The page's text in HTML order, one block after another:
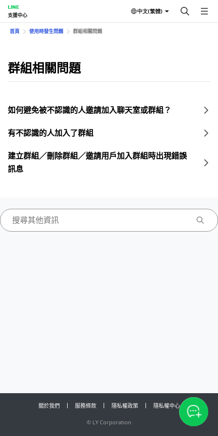
LINE
支援中心
中文(繁體)
首頁 使用時發生問題 群組相關問題
群組相關問題
如何避免被不認識的人邀請加入聊天室或群組？
有不認識的人加入了群組
建立群組／刪除群組／邀請用戶加入群組時出現錯誤
訊息
關於我們 服務條款 隱私權政策 隱私權中心
© LY Corporation